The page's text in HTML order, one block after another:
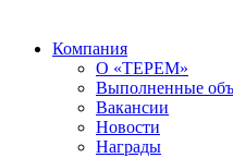
Компания
О «ТЕРЕМ»
Выполненные
Вакансии
Новости
Награды